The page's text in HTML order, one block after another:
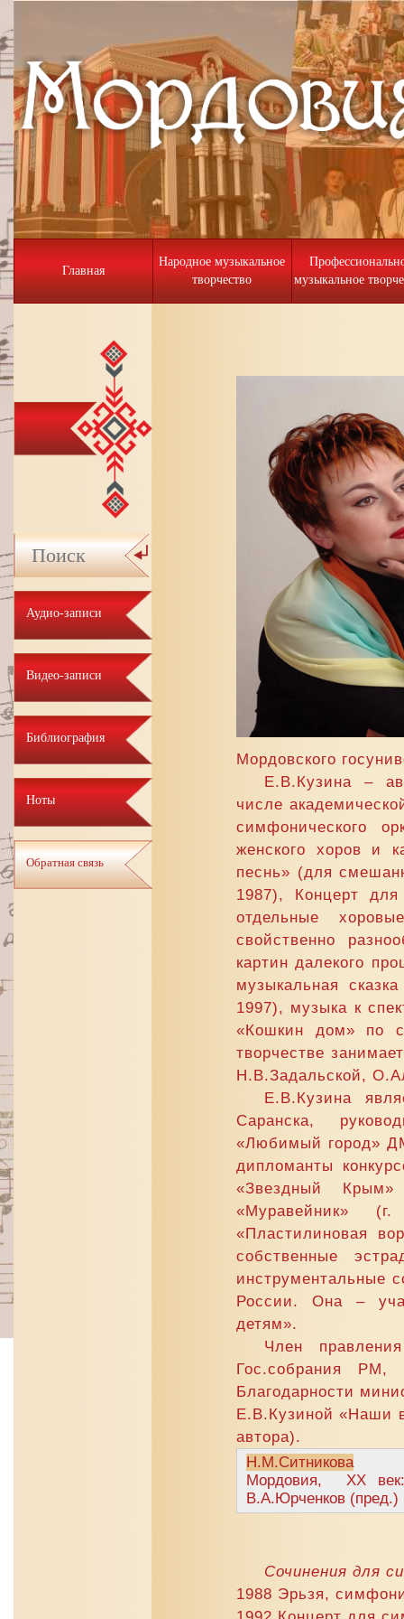
Главная
Народное музыкальное
творчество
музыкальное
Аудио-записи
Видео-записи
Библиография
Ноты
Обратная связь
Мордовского
Е.В.Кузина –
числе
симфонического
женского хоров и
песнь» (для
1987), Концерт
отдельные
свойственно
картин далекого
музыкальная
1997), музыка к
«Кошкин дом» по
творчестве
Н.В.Задальской,
Е.В.Кузина
Саранска,
«Любимый город»
дипломанты
«Звездный Крым»
«Муравейник» (г.
«Пластилиновая
собственные
инструментальные
России. Она –
детям».
Член
Гос.собрания РМ,
Благодарности
Е.В.Кузиной «Наши
автора).
Н.М.Ситникова
Мордовия, ХХ век:
В.А.Юрченков (пред.)
Сочинения для
1988 Эрьзя,